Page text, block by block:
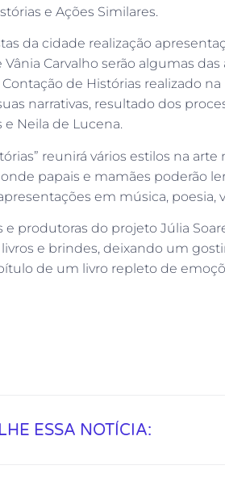
e Ações Similares.
da cidade realização
Carvalho serão algumas
de Histórias realizado
narrativas, resultado dos
e Neila de Lucena.
reunirá vários estilos na
papais e mamães poderão
em música, poesia,
e produtoras do projeto Júlia
e brindes, deixando um
de um livro repleto de
ESSA NOTÍCIA: